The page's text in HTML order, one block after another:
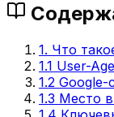
1. Что
1.1 User-
1.2
1.3 Место